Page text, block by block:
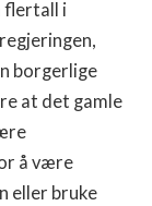
flertall i
borgerlige
at det gamle
å være
eller bruke